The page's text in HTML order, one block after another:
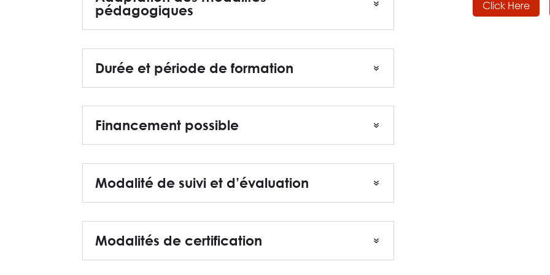
pédagogiques
Durée et période de formation
Financement possible
Modalité de suivi et d’évaluation
Modalités de certification
Click Here